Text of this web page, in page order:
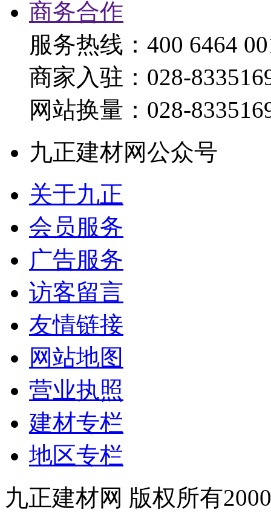
商务合作
服务热线：400 6464
商家入驻：028-
网站换量：028-
九正建材网公众号
关于九正
会员服务
广告服务
访客留言
友情链接
网站地图
营业执照
建材专栏
地区专栏
九正建材网 版权所有